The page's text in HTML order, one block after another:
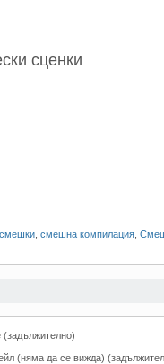
сценки
смешки смешна компилация
(няма да се вижда)